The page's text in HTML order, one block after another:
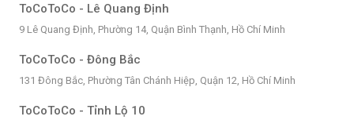
ToCoToCo - Lê Quang Định
9 Lê Quang Định, Phường 14, Quận Bình Thạnh, Hồ Chí Minh
ToCoToCo - Đông Bắc
131 Đông Bắc, Phường Tân Chánh Hiệp, Quận 12, Hồ Chí Minh
ToCoToCo - Tỉnh Lộ 10